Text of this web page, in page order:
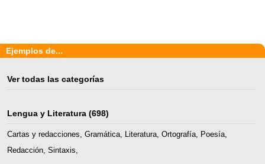
Ejemplos de...
Ver todas las categorías
Lengua y Literatura (698)
Cartas y redacciones, Gramática, Literatura, Ortografía, Poesía,
Redacción, Sintaxis,